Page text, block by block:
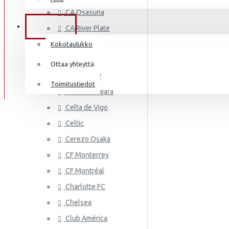
Italia
Mali
Meksiko
Marokko
Uusi-Seelanti
Nigeria
Frenkie de Jong
Mbappé
Donnarumma
A.Becker
Haaland
TIEDOT
Kokotaulukko
Ottaa yhteyttä
Toimitustiedot
CA Osasuna
CA River Plate
Cádiz CF
Cagliari
Cardiff City
CD Guadalajara
Celta de Vigo
Celtic
Cerezo Osaka
CF Monterrey
CF Montréal
Charlotte FC
Chelsea
Club América